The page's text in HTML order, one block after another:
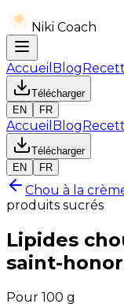
Niki Coach
Accueil Blog
Télécharger
EN
FR
Accueil Blog
Télécharger
EN
FR
Chou à la
produits sucrés
Lipides
saint-
Pour 100 g